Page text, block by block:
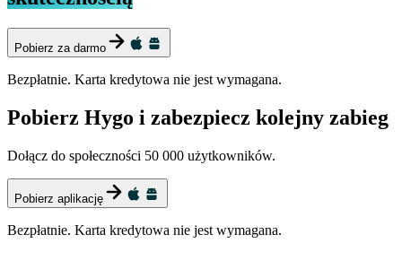
Pobierz za darmo
Bezpłatnie. Karta kredytowa nie jest wymagana.
Pobierz Hygo i zabezpiecz kolejny zabieg
Dołącz do społeczności 50 000 użytkowników.
Pobierz aplikację
Bezpłatnie. Karta kredytowa nie jest wymagana.